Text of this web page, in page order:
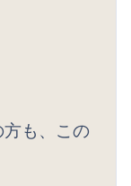
も、この